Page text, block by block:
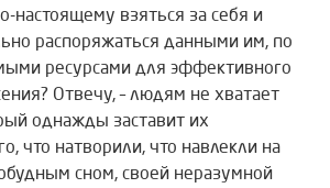
настоящему взяться за себя и
распоряжаться данными им, по
ресурсами для эффективного
Отвечу, – людям не хватает
однажды заставит их
что натворили, что навлекли на
сном, своей неразумной